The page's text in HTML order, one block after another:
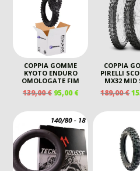
COPPIA GOMME
KYOTO ENDURO
OMOLOGATE FIM
139,00€ IL
ORIGINALE
ERA:
139,00 €.
95,00€IL
ATTUALE
È:
95,00 €.
COPPIA
PIRELLI
MX32 MID
189,00€IL